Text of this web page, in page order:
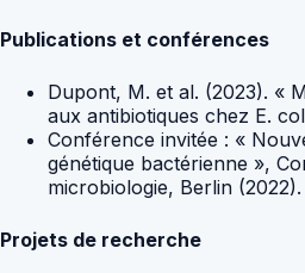
Publications et conférences
Dupont, M. et al. (2023). «
aux antibiotiques chez E.
Conférence invitée : «
génétique bactérienne »,
microbiologie, Berlin (2022).
Projets de recherche